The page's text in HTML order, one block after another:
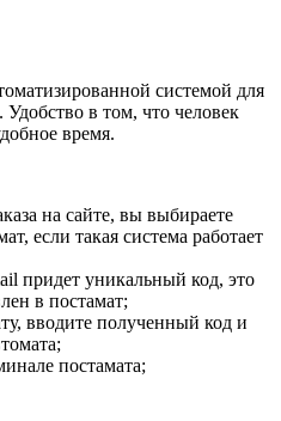
системой для
Удобство в том, что человек
время.
на сайте, вы выбираете
если такая система работает
придет уникальный код, это
в постамат;
вводите полученный код и
постамата;